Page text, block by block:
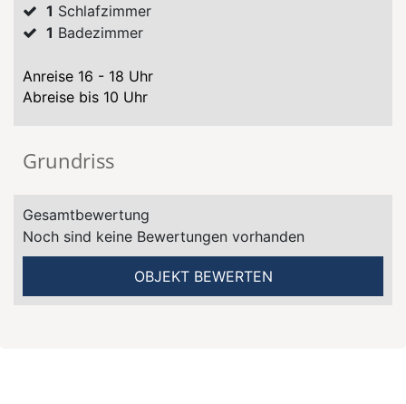
1 Schlafzimmer
1 Badezimmer
Anreise 16 - 18 Uhr
Abreise bis 10 Uhr
Grundriss
Gesamtbewertung
Noch sind keine Bewertungen vorhanden
OBJEKT BEWERTEN